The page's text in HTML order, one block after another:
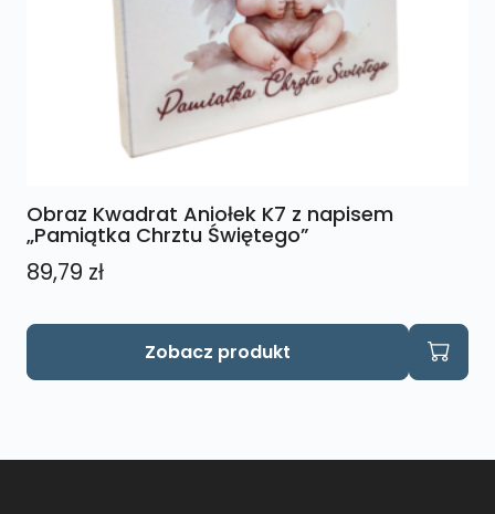
Obraz Kwadrat Aniołek K7 z napisem
„Pamiątka Chrztu Świętego”
89,79 zł
Zobacz produkt